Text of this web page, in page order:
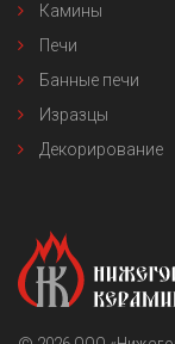
Камины
Печи
Банные печи
Изразцы
Декорирование